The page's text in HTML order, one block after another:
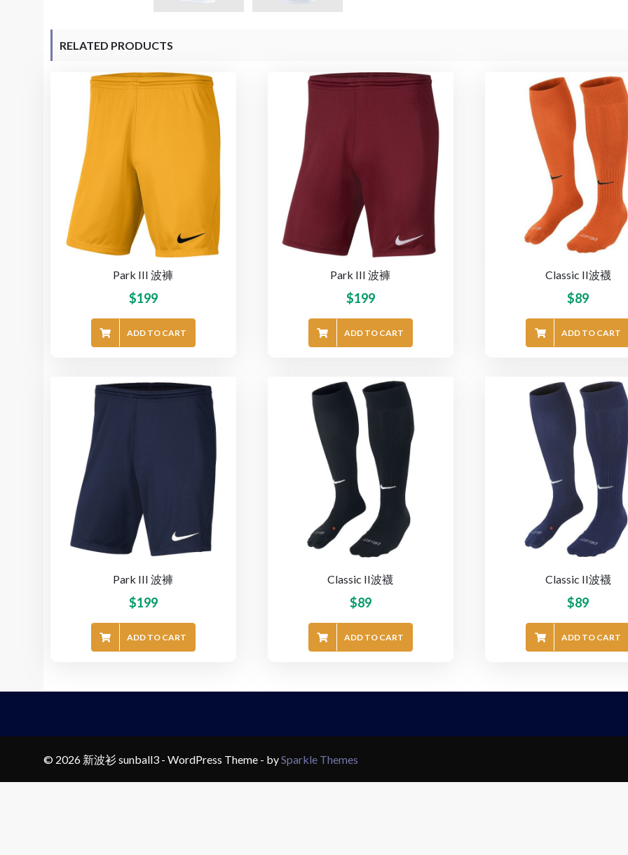
RELATED PRODUCTS
Park III 波褲
$199
ADD TO CART
Park III 波褲
$199
ADD TO CART
Classic II波襪
$89
ADD TO CART
Park III 波褲
$199
ADD TO CART
Classic II波襪
$89
ADD TO CART
Classic II波襪
$89
ADD TO CART
© 2026 新波衫 sunball3 - WordPress Theme - bySparkle Themes